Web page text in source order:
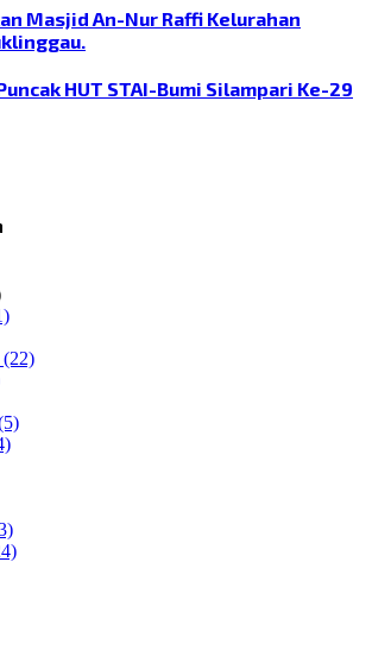
Masjid An-Nur Raffi Kelurahan
HUT STAI-Bumi Silampari Ke-29
(22)